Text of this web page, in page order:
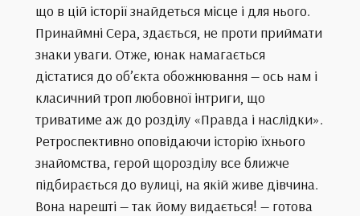
що в цій історії знайдеться місце і для нього.
Принаймні Сера, здається, не проти приймати
знаки уваги. Отже, юнак намагається
дістатися до об’єкта обожнювання — ось нам і
класичний троп любовної інтриги, що
триватиме аж до розділу «Правда і наслідки».
Ретроспективно оповідаючи історію їхнього
знайомства, герой щорозділу все ближче
підбирається до вулиці, на якій живе дівчина.
Вона нарешті — так йому видається! — готова